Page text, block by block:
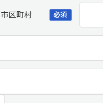
市区町村 必須